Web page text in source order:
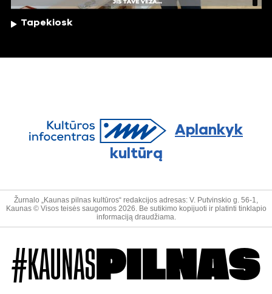
Tapekiosk
Aplankyk
kultūrą
Žurnalo „Kaunas pilnas kultūros“ redakcijos adresas: V. Putvinskio g. 56-1,
Kaunas © Visos teisės saugomos 2026. Be sutikimo kopijuoti ir platinti tinklapio
informaciją draudžiama.
#KAUNAS PILNAS